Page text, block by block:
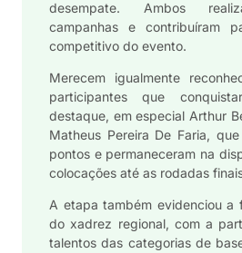
desempate. Ambos
campanhas e contribuíram
competitivo do evento.
Merecem igualmente
participantes que
destaque, em especial Arthur
Matheus Pereira De Faria,
pontos e permaneceram na
colocações até as rodadas
A etapa também evidenciou a
do xadrez regional, com a
talentos das categorias de